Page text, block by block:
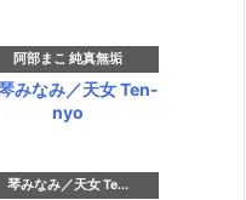
阿部まこ 純真無垢
琴みなみ／天女 Te...